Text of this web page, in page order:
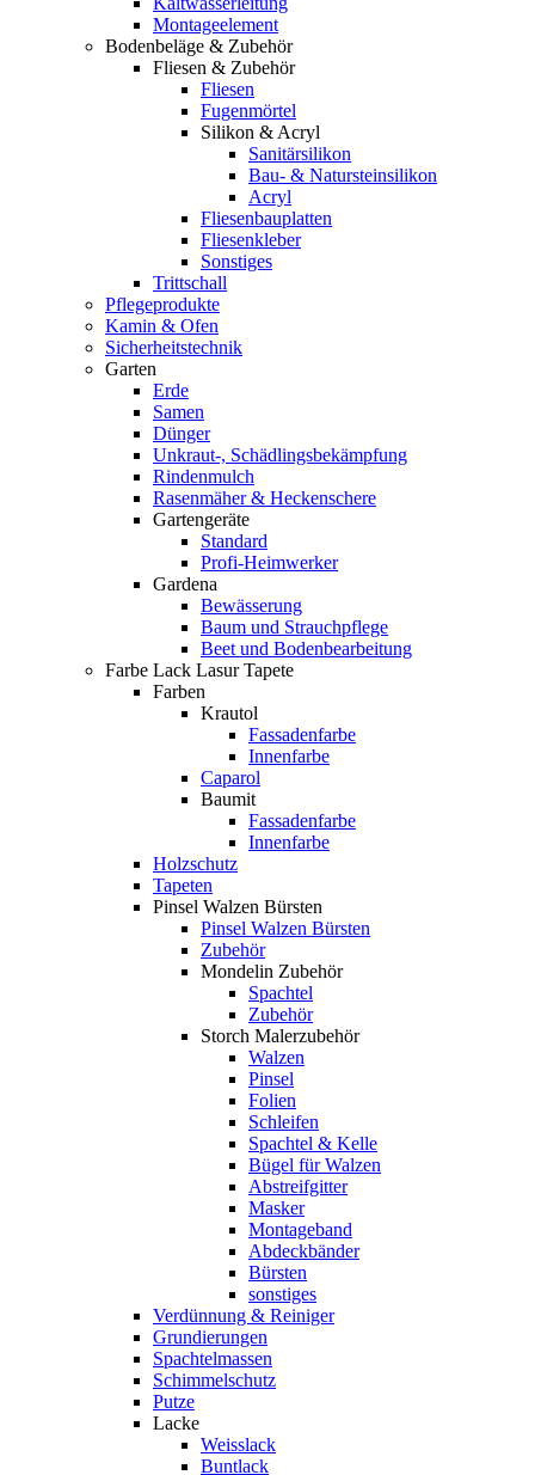
Montageelement
Bodenbeläge & Zubehör
Fliesen & Zubehör
Fliesen
Fugenmörtel
Silikon & Acryl
Sanitärsilikon
Bau- & Natursteinsilikon
Acryl
Fliesenbauplatten
Fliesenkleber
Sonstiges
Trittschall
Pflegeprodukte
Kamin & Ofen
Sicherheitstechnik
Garten
Erde
Samen
Dünger
Unkraut-, Schädlingsbekämpfung
Rindenmulch
Rasenmäher & Heckenschere
Gartengeräte
Standard
Profi-Heimwerker
Gardena
Bewässerung
Baum und Strauchpflege
Beet und Bodenbearbeitung
Farbe Lack Lasur Tapete
Farben
Krautol
Fassadenfarbe
Innenfarbe
Caparol
Baumit
Fassadenfarbe
Innenfarbe
Holzschutz
Tapeten
Pinsel Walzen Bürsten
Pinsel Walzen Bürsten
Zubehör
Mondelin Zubehör
Spachtel
Zubehör
Storch Malerzubehör
Walzen
Pinsel
Folien
Schleifen
Spachtel & Kelle
Bügel für Walzen
Abstreifgitter
Masker
Montageband
Abdeckbänder
Bürsten
sonstiges
Verdünnung & Reiniger
Grundierungen
Spachtelmassen
Schimmelschutz
Putze
Lacke
Weisslack
Buntlack